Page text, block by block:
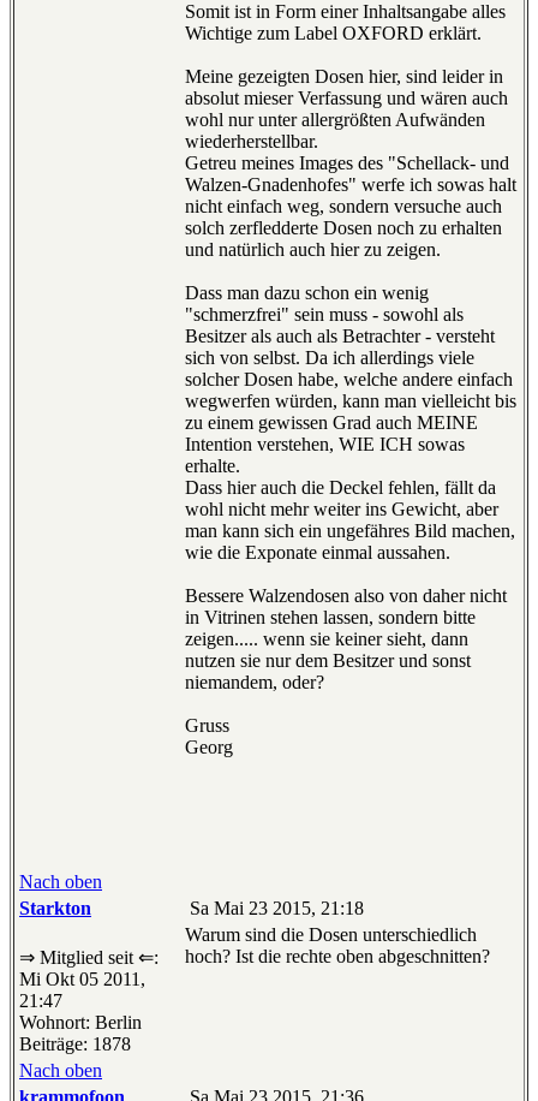
Somit ist in Form einer Inhaltsangabe alles
Wichtige zum Label OXFORD erklärt.
Meine gezeigten Dosen hier, sind leider in
absolut mieser Verfassung und wären auch
wohl nur unter allergrößten Aufwänden
wiederherstellbar.
Getreu meines Images des "Schellack- und
Walzen-Gnadenhofes" werfe ich sowas halt
nicht einfach weg, sondern versuche auch
solch zerfledderte Dosen noch zu erhalten
und natürlich auch hier zu zeigen.
Dass man dazu schon ein wenig
"schmerzfrei" sein muss - sowohl als
Besitzer als auch als Betrachter - versteht
sich von selbst. Da ich allerdings viele
solcher Dosen habe, welche andere einfach
wegwerfen würden, kann man vielleicht bis
zu einem gewissen Grad auch MEINE
Intention verstehen, WIE ICH sowas
erhalte.
Dass hier auch die Deckel fehlen, fällt da
wohl nicht mehr weiter ins Gewicht, aber
man kann sich ein ungefähres Bild machen,
wie die Exponate einmal aussahen.
Bessere Walzendosen also von daher nicht
in Vitrinen stehen lassen, sondern bitte
zeigen..... wenn sie keiner sieht, dann
nutzen sie nur dem Besitzer und sonst
niemandem, oder?
Gruss
Georg
Nach oben
Starkton
Sa Mai 23 2015, 21:18
⇒ Mitglied seit ⇐:
Mi Okt 05 2011,
21:47
Wohnort: Berlin
Beiträge: 1878
Warum sind die Dosen unterschiedlich
hoch? Ist die rechte oben abgeschnitten?
Nach oben